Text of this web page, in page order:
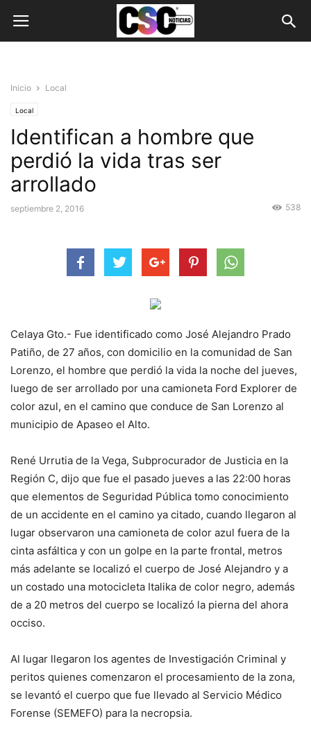
Inicio Local
Local
Identifican a hombre que
perdió la vida tras ser
arrollado
septiembre 2, 2016 538
Celaya Gto.- Fue identificado como José Alejandro Prado
Patiño, de 27 años, con domicilio en la comunidad de San
Lorenzo, el hombre que perdió la vida la noche del jueves,
luego de ser arrollado por una camioneta Ford Explorer de
color azul, en el camino que conduce de San Lorenzo al
municipio de Apaseo el Alto.
René Urrutia de la Vega, Subprocurador de Justicia en la
Región C, dijo que fue el pasado jueves a las 22:00 horas
que elementos de Seguridad Pública tomo conocimiento
de un accidente en el camino ya citado, cuando llegaron al
lugar observaron una camioneta de color azul fuera de la
cinta asfáltica y con un golpe en la parte frontal, metros
más adelante se localizó el cuerpo de José Alejandro y a
un costado una motocicleta Italika de color negro, además
de a 20 metros del cuerpo se localizó la pierna del ahora
occiso.
Al lugar llegaron los agentes de Investigación Criminal y
peritos quienes comenzaron el procesamiento de la zona,
se levantó el cuerpo que fue llevado al Servicio Médico
Forense (SEMEFO) para la necropsia.